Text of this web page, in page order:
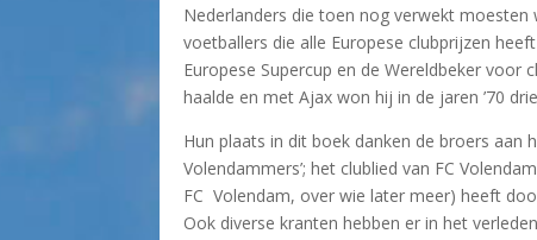
Nederlanders die toen nog verwekt moesten
voetballers die alle Europese clubprijzen
Europese Supercup en de Wereldbeker voor
haalde en met Ajax won hij in de jaren ’70
Hun plaats in dit boek danken de broers aan
Volendammers’; het clublied van FC
FC Volendam, over wie later meer) heeft
Ook diverse kranten hebben er in het